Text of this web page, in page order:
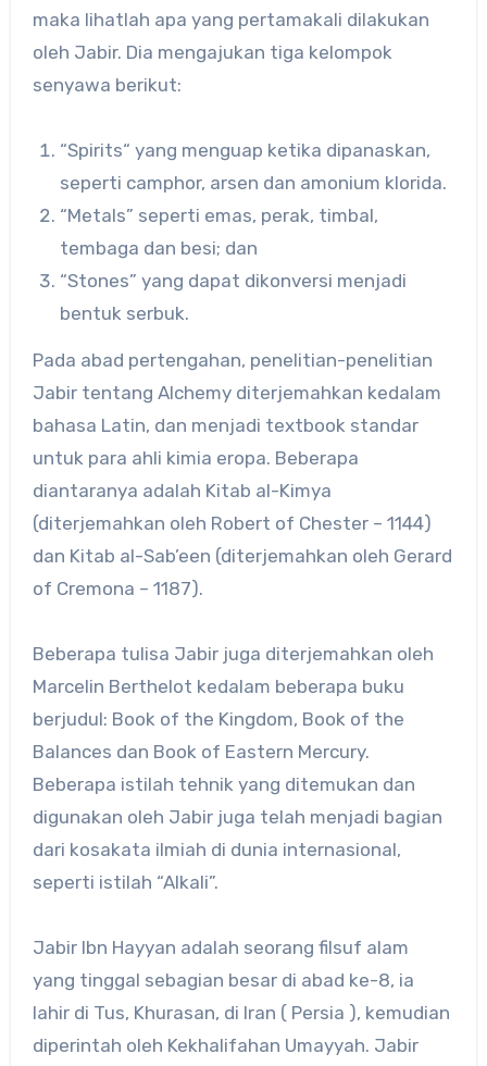
maka lihatlah apa yang pertamakali dilakukan
oleh Jabir. Dia mengajukan tiga kelompok
senyawa berikut:
“Spirits“ yang menguap ketika dipanaskan,
seperti camphor, arsen dan amonium klorida.
“Metals” seperti emas, perak, timbal,
tembaga dan besi; dan
“Stones” yang dapat dikonversi menjadi
bentuk serbuk.
Pada abad pertengahan, penelitian-penelitian
Jabir tentang Alchemy diterjemahkan kedalam
bahasa Latin, dan menjadi textbook standar
untuk para ahli kimia eropa. Beberapa
diantaranya adalah Kitab al-Kimya
(diterjemahkan oleh Robert of Chester – 1144)
dan Kitab al-Sab’een (diterjemahkan oleh Gerard
of Cremona – 1187).
Beberapa tulisa Jabir juga diterjemahkan oleh
Marcelin Berthelot kedalam beberapa buku
berjudul: Book of the Kingdom, Book of the
Balances dan Book of Eastern Mercury.
Beberapa istilah tehnik yang ditemukan dan
digunakan oleh Jabir juga telah menjadi bagian
dari kosakata ilmiah di dunia internasional,
seperti istilah “Alkali”.
Jabir Ibn Hayyan adalah seorang filsuf alam
yang tinggal sebagian besar di abad ke-8, ia
lahir di Tus, Khurasan, di Iran ( Persia ), kemudian
diperintah oleh Kekhalifahan Umayyah. Jabir